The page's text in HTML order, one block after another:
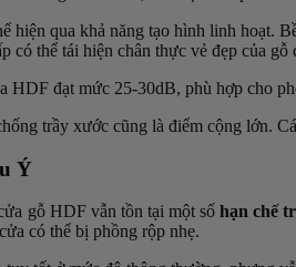
hiện qua khả năng tạo hình linh hoạt.
có thể tái hiện chân thực vẻ đẹp của
HDF đạt mức 25-30dB, phù hợp cho
trầy xước cũng là điểm cộng lớn.
Ý
gỗ HDF vẫn tồn tại một số hạn chế
có thể bị phồng rộp nhẹ.